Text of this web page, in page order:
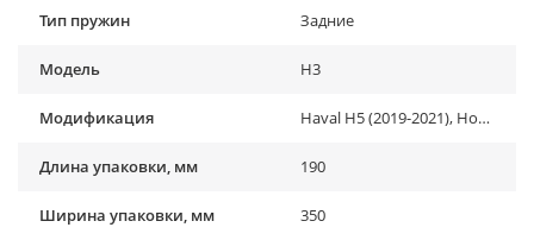
Тип пружин Задние
Модель H3
Модификация Haval H5 (2019-2021), Hover H3 (2010-2013)
Длина упаковки, мм 190
Ширина упаковки, мм 350